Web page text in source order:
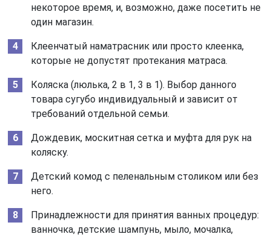
некоторое время, и, возможно, даже посетить не
один магазин.
Клеенчатый наматрасник или просто клеенка,
которые не допустят протекания матраса.
Коляска (люлька, 2 в 1, 3 в 1). Выбор данного
товара сугубо индивидуальный и зависит от
требований отдельной семьи.
Дождевик, москитная сетка и муфта для рук на
коляску.
Детский комод с пеленальным столиком или без
него.
Принадлежности для принятия ванных процедур:
ванночка, детские шампунь, мыло, мочалка,